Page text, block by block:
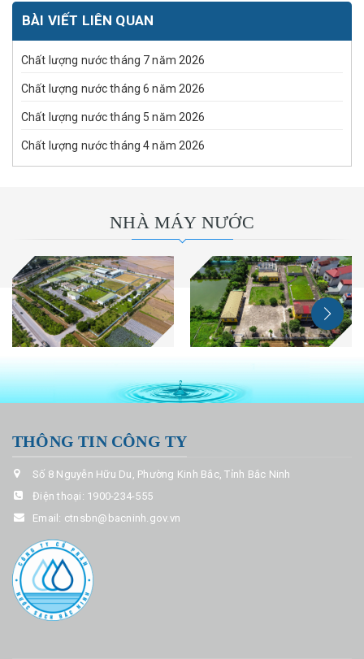
BÀI VIẾT LIÊN QUAN
Chất lượng nước tháng 7 năm 2026
Chất lượng nước tháng 6 năm 2026
Chất lượng nước tháng 5 năm 2026
Chất lượng nước tháng 4 năm 2026
NHÀ MÁY NƯỚC
THÔNG TIN CÔNG TY
Số 8 Nguyễn Hữu Du, Phường Kinh Bắc, Tỉnh Bắc Ninh
Điện thoại: 1900-234-555
Email: ctnsbn@bacninh.gov.vn